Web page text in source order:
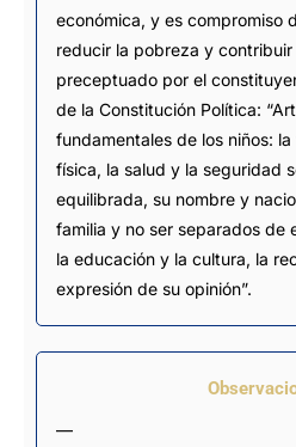
económica, y es compromiso
reducir la pobreza y
preceptuado por el
de la Constitución Política:
fundamentales de los niños:
física, la salud y la seguridad
equilibrada, su nombre y
familia y no ser separados de
la educación y la cultura, la
expresión de su opinión”.
—